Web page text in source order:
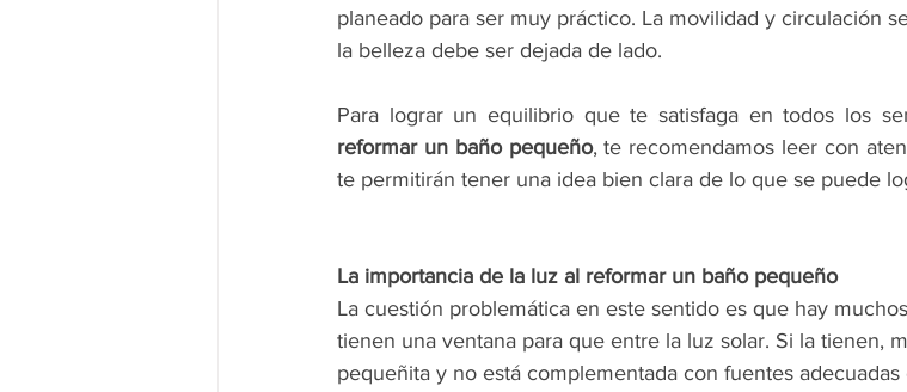
planeado para ser muy práctico. La movilidad y circulación
la belleza debe ser dejada de lado.
reformar un baño pequeño, te recomendamos leer con
te permitirán tener una idea bien clara de lo que se puede
La importancia de la luz al reformar un baño pequeño
La cuestión problemática en este sentido es que hay
tienen una ventana para que entre la luz solar. Si la tienen,
pequeñita y no está complementada con fuentes adecuadas